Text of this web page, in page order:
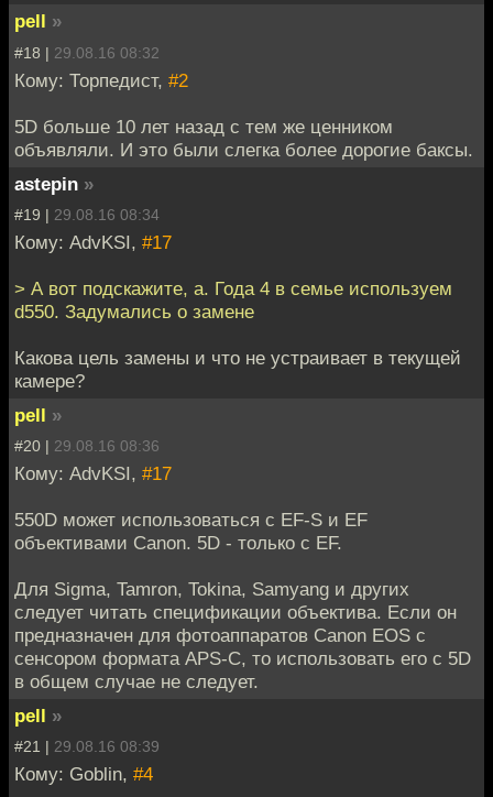
pell »
#18 | 29.08.16 08:32
Кому: Торпедист, #2
5D больше 10 лет назад с тем же ценником
объявляли. И это были слегка более дорогие баксы.
astepin »
#19 | 29.08.16 08:34
Кому: AdvKSI, #17
> А вот подскажите, а. Года 4 в семье используем
d550. Задумались о замене
Какова цель замены и что не устраивает в текущей
камере?
pell »
#20 | 29.08.16 08:36
Кому: AdvKSI, #17
550D может использоваться с EF-S и EF
объективами Canon. 5D - только с EF.
Для Sigma, Tamron, Tokina, Samyang и других
следует читать спецификации объектива. Если он
предназначен для фотоаппаратов Canon EOS с
сенсором формата APS-C, то использовать его с 5D
в общем случае не следует.
pell »
#21 | 29.08.16 08:39
Кому: Goblin, #4